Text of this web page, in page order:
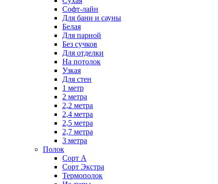
Софт-лайн
Для бани и сауны
Белая
Для парной
Без сучков
Для отделки
На потолок
Узкая
Для стен
1 метр
2 метра
2,2 метра
2,4 метра
2,5 метра
2,7 метра
3 метра
Полок
Сорт А
Сорт Экстра
Термополок